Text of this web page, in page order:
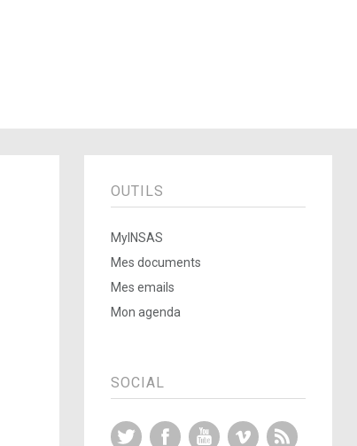
OUTILS
MyINSAS
Mes documents
Mes emails
Mon agenda
SOCIAL
Twitter FacebookYouTubeVimeo